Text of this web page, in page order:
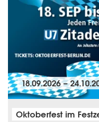
18.09.2026–
Oktoberfest im